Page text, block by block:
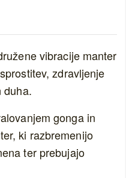
vibracije manter
zdravljenje
duha.
gonga in
ki razbremenijo
ter prebujajo